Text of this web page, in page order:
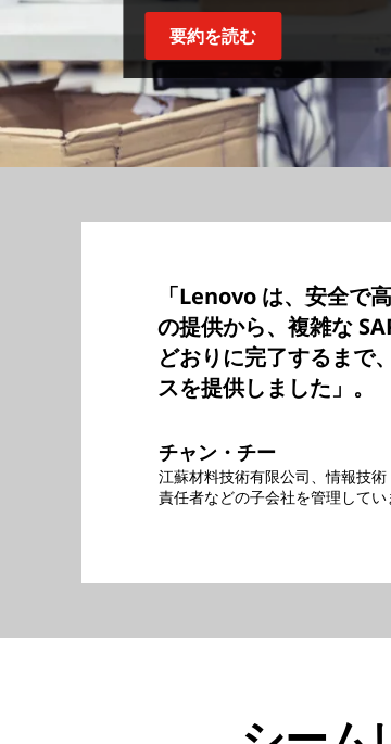
要約を読む
「Lenovo は、安全で
の提供から、複雑な
どおりに完了するまで
スを提供しました」。
チャン・チー
江蘇材料技術有限公司、情報技術
責任者などの子会社を管理して